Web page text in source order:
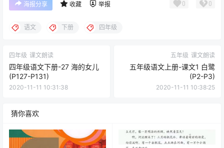
海报分享 收藏 举报 0 0
语文 下册 四年级
四年级 课文朗读
四年级语文下册-27 海的女儿
(P127-P131)
2020-11-11 10:31:38
五年级 课文朗读
五年级语文上册-课文1 白鹭
(P2-P3)
2020-11-11 10:38:25
猜你喜欢